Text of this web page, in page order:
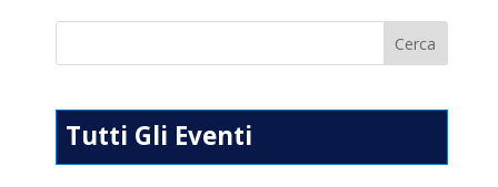
Tutti Gli Eventi